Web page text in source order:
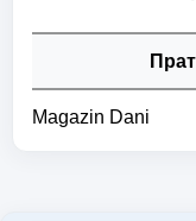
Magazin Dani